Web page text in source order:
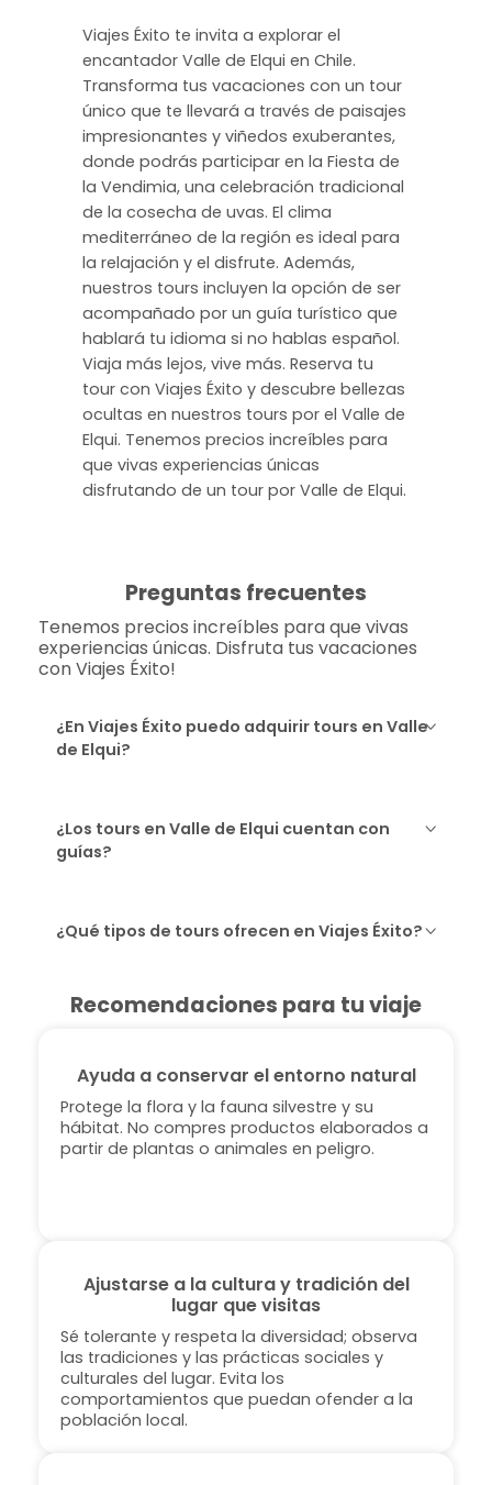
Viajes Éxito te invita a explorar el
encantador Valle de Elqui en Chile.
Transforma tus vacaciones con un tour
único que te llevará a través de paisajes
impresionantes y viñedos exuberantes,
donde podrás participar en la Fiesta de
la Vendimia, una celebración tradicional
de la cosecha de uvas. El clima
mediterráneo de la región es ideal para
la relajación y el disfrute. Además,
nuestros tours incluyen la opción de ser
acompañado por un guía turístico que
hablará tu idioma si no hablas español.
Viaja más lejos, vive más. Reserva tu
tour con Viajes Éxito y descubre bellezas
ocultas en nuestros tours por el Valle de
Elqui. Tenemos precios increíbles para
que vivas experiencias únicas
disfrutando de un tour por Valle de Elqui.
Preguntas frecuentes
Tenemos precios increíbles para que vivas
experiencias únicas. Disfruta tus vacaciones
con Viajes Éxito!
¿En Viajes Éxito puedo adquirir tours en Valle
de Elqui?
¿Los tours en Valle de Elqui cuentan con
guías?
¿Qué tipos de tours ofrecen en Viajes Éxito?
Recomendaciones para tu viaje
Ayuda a conservar el entorno natural
Protege la flora y la fauna silvestre y su
hábitat. No compres productos elaborados a
partir de plantas o animales en peligro.
Ajustarse a la cultura y tradición del
lugar que visitas
Sé tolerante y respeta la diversidad; observa
las tradiciones y las prácticas sociales y
culturales del lugar. Evita los
comportamientos que puedan ofender a la
población local.